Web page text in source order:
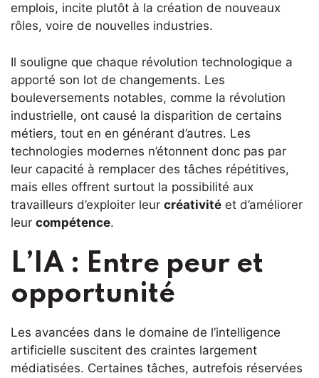
emplois, incite plutôt à la création de nouveaux
rôles, voire de nouvelles industries.
Il souligne que chaque révolution technologique a
apporté son lot de changements. Les
bouleversements notables, comme la révolution
industrielle, ont causé la disparition de certains
métiers, tout en en générant d’autres. Les
technologies modernes n’étonnent donc pas par
leur capacité à remplacer des tâches répétitives,
mais elles offrent surtout la possibilité aux
travailleurs d’exploiter leur créativité et d’améliorer
leur compétence.
L’IA : Entre peur et
opportunité
Les avancées dans le domaine de l’intelligence
artificielle suscitent des craintes largement
médiatisées. Certaines tâches, autrefois réservées